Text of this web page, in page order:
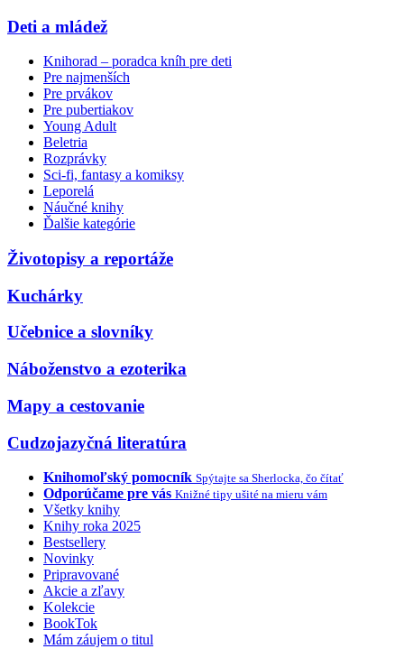
Deti a mládež
Knihorad – poradca kníh pre deti
Pre najmenších
Pre prvákov
Pre pubertiakov
Young Adult
Beletria
Rozprávky
Sci-fi, fantasy a komiksy
Leporelá
Náučné knihy
Ďalšie kategórie
Životopisy a reportáže
Kuchárky
Učebnice a slovníky
Náboženstvo a ezoterika
Mapy a cestovanie
Cudzojazyčná literatúra
Knihomoľský pomocník Spýtajte sa Sherlocka, čo čítať
Odporúčame pre vás Knižné tipy ušité na mieru vám
Všetky knihy
Knihy roka 2025
Bestsellery
Novinky
Pripravované
Akcie a zľavy
Kolekcie
BookTok
Mám záujem o titul